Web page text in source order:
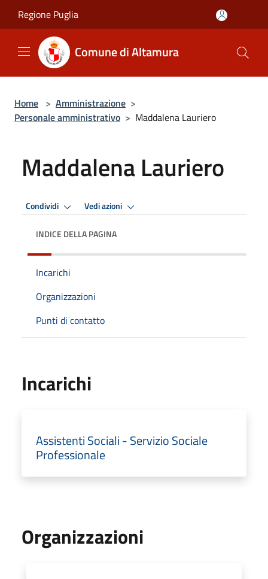
Regione Puglia
Comune di Altamura
Home > Amministrazione >
Personale amministrativo > Maddalena Lauriero
Maddalena Lauriero
Condividi Vedi azioni
INDICE DELLA PAGINA
Incarichi
Organizzazioni
Punti di contatto
Incarichi
Assistenti Sociali - Servizio Sociale
Professionale
Organizzazioni